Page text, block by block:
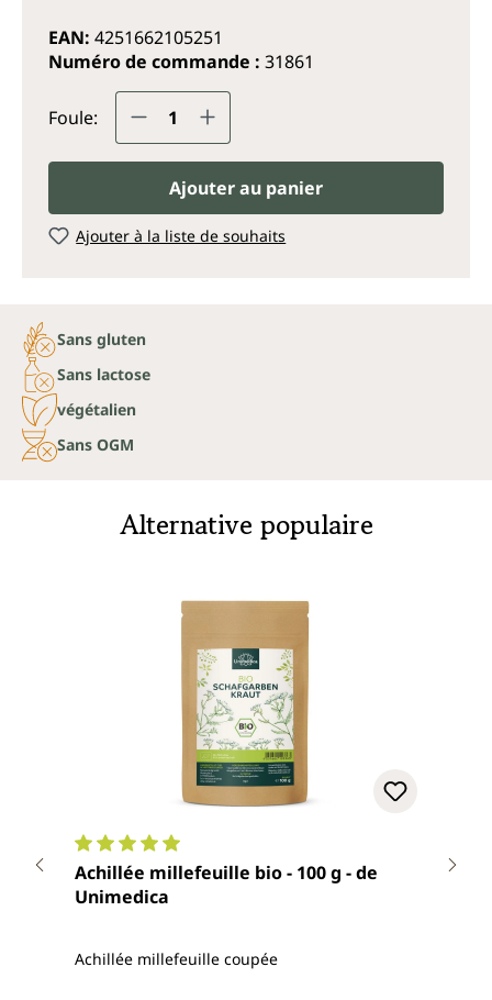
EAN: 4251662105251
Numéro de commande : 31861
Foule: Quantité de produit : Entrez la
Ajouter au panier
Ajouter à la liste de souhaits
Sans gluten
Sans lactose
végétalien
Sans OGM
Alternative populaire
Note moyenne de 5 sur 5 étoiles
Achillée millefeuille bio - 100 g - de
Unimedica
Achillée millefeuille coupée